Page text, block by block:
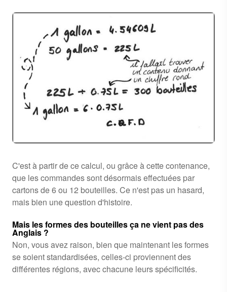
C'est à partir de ce calcul, ou grâce à cette contenance,
que les commandes sont désormais effectuées par
cartons de 6 ou 12 bouteilles. Ce n'est pas un hasard,
mais bien une question d'histoire.
Mais les formes des bouteilles ça ne vient pas des
Anglais ?
Non, vous avez raison, bien que maintenant les formes
se soient standardisées, celles-ci proviennent des
différentes régions, avec chacune leurs spécificités.